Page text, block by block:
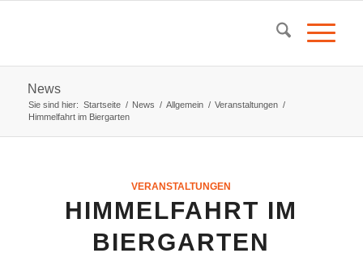
News
Sie sind hier: Startseite / News / Allgemein / Veranstaltungen /
Himmelfahrt im Biergarten
VERANSTALTUNGEN
HIMMELFAHRT IM
BIERGARTEN